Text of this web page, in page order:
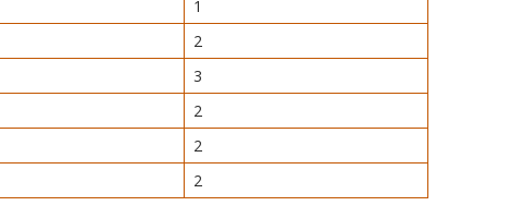
1
2
3
2
2
2